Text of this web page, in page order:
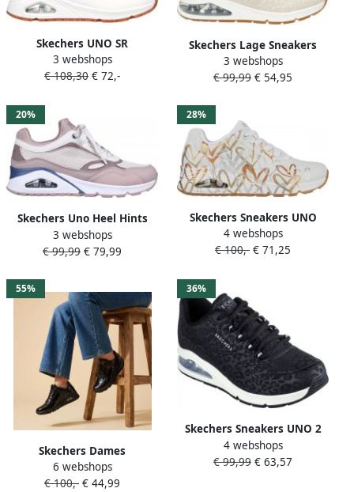
Skechers UNO SR
Werkschoenen Dames
Sneakers 108021EC WHT
3 webshops
€ 108,30 € 72,-
Skechers Lage Sneakers
Uno 2 In Kat-Neato 155642-
OFWT Off White
3 webshops
€ 99,99 € 54,95
20%
Skechers Uno Heel Hints
Sneakers Laag Roze
3 webshops
€ 99,99 € 79,99
28%
Skechers Sneakers UNO
METALLIC LOVE
Vrijetijdsschoen lage
trendy metallic-print
4 webshops
€ 100,- € 71,25
55%
Skechers Dames
hardloopschoenen
Comfortabele
6 webshops
€ 100,- € 44,99
36%
Skechers Sneakers UNO 2
IN-KAT-NEATO met skech-
air-luchtkamerzool
4 webshops
€ 99,99 € 63,57